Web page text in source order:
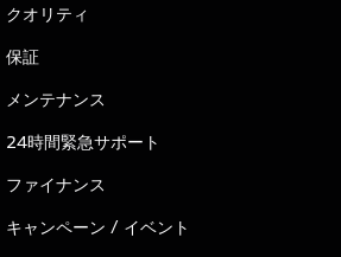
クオリティ
保証
メンテナンス
24時間緊急サポート
ファイナンス
キャンペーン / イベント